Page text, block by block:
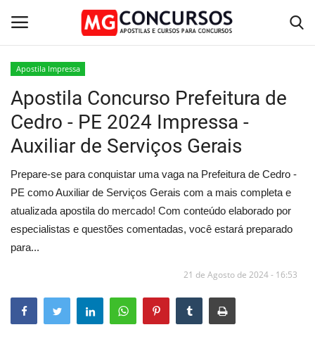
Home
Apostilas PDF
Apostila Impressa
Cursos Online
Combo Apostilas
Apostila Impressa
Apostila Concurso Prefeitura de
Cedro - PE 2024 Impressa -
Auxiliar de Serviços Gerais
Prepare-se para conquistar uma vaga na Prefeitura de Cedro -
PE como Auxiliar de Serviços Gerais com a mais completa e
atualizada apostila do mercado! Com conteúdo elaborado por
especialistas e questões comentadas, você estará preparado
para...
21 de Agosto de 2024 - 16:53